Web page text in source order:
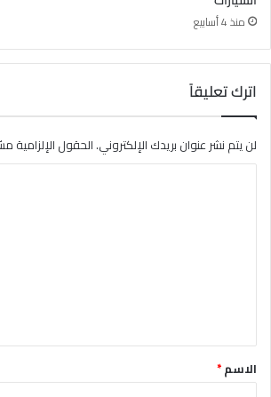
منذ 4 أسابيع
اترك تعليقاً
لن يتم نشر عنوان بريدك الإلكتروني.الحقول الإلزامية
*الاسم*